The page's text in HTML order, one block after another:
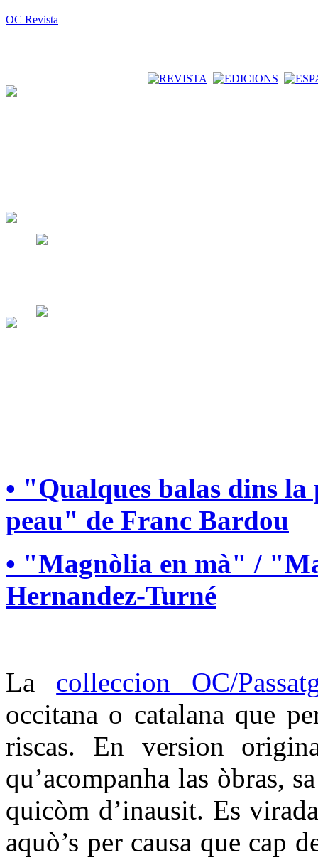
OC Revista
• "Qualques balas dins
peau" de Franc Bardou
• "Magnòlia en mà" /
Hernandez-Turné
La colleccion OC/
occitana o catalana que
riscas. En version
qu’acompanha las òbras,
quicòm d’inausit. Es
aquò’s per causa que cap